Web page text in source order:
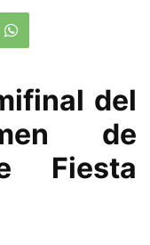
del
de
Fiesta